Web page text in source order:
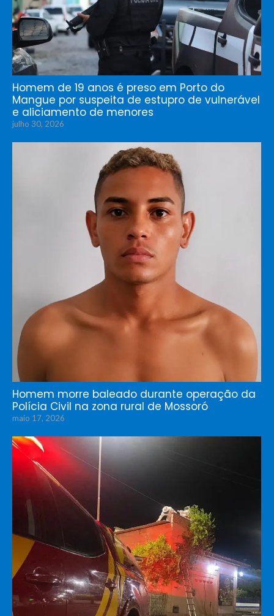
Homem de 19 anos é preso em Porto do
Mangue por suspeita de estupro de vulnerável
e aliciamento de menores
julho 30, 2026
Homem morre baleado durante operação da
Polícia Civil na zona rural de Mossoró
maio 17, 2026